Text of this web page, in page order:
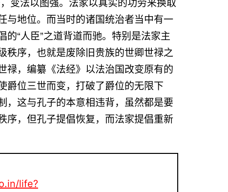
与地位。而当时的诸国统治者当中有一
“人臣”之道背道而驰。特别是法家主
秩序，也就是废除旧贵族的世卿世禄之
禄，编纂《法经》以法治国改变原有的
爵位三世而变，打破了爵位的无限下
，这与孔子的本意相违背，虽然都是要
序，但孔子提倡恢复，而法家提倡重新
life?